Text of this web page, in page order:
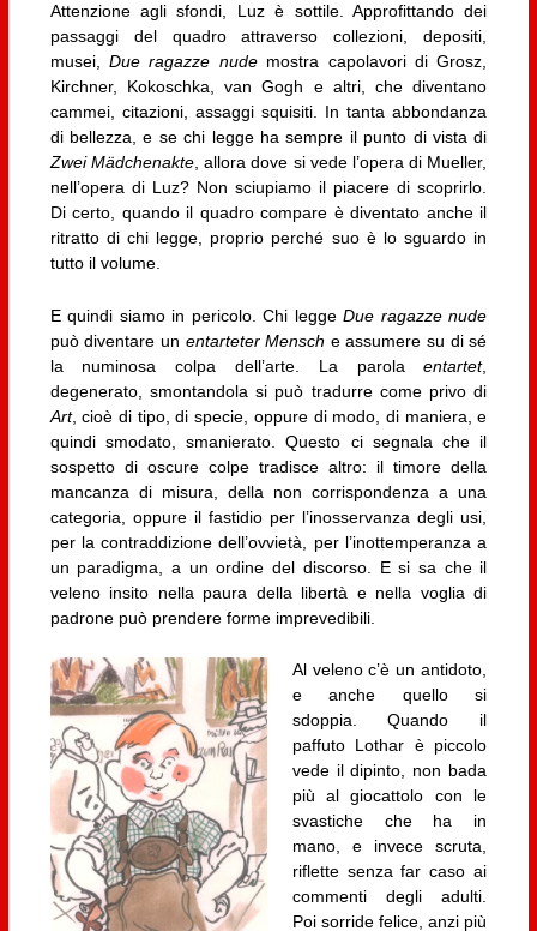
Attenzione agli sfondi, Luz è sottile. Approfittando dei
passaggi del quadro attraverso collezioni, depositi,
musei,Due ragazze nudemostra capolavori di Grosz,
Kirchner, Kokoschka, van Gogh e altri, che diventano
cammei, citazioni, assaggi squisiti. In tanta abbondanza
di bellezza, e se chi legge ha sempre il punto di vista di
Zwei Mädchenakte, allora dove si vede l’opera di Mueller,
nell’opera di Luz? Non sciupiamo il piacere di scoprirlo.
Di certo, quando il quadro compare è diventato anche il
ritratto di chi legge, proprio perché suo è lo sguardo in
tutto il volume.
E quindi siamo in pericolo. Chi leggeDue ragazze nude
può diventare un entarteter Mensch e assumere su di sé
la numinosa colpa dell’arte. La parolaentartet,
degenerato, smontandola si può tradurre come privo di
Art, cioè di tipo, di specie, oppure di modo, di maniera, e
quindi smodato, smanierato. Questo ci segnala che il
sospetto di oscure colpe tradisce altro: il timore della
mancanza di misura, della non corrispondenza a una
categoria, oppure il fastidio per l’inosservanza degli usi,
per la contraddizione dell’ovvietà, per l’inottemperanza a
un paradigma, a un ordine del discorso. E si sa che il
veleno insito nella paura della libertà e nella voglia di
padrone può prendere forme imprevedibili.
Al veleno c’è un antidoto,
e anche quello si
sdoppia. Quando il
paffuto Lothar è piccolo
vede il dipinto, non bada
più al giocattolo con le
svastiche che ha in
mano, e invece scruta,
riflette senza far caso ai
commenti degli adulti.
Poi sorride felice, anzi più